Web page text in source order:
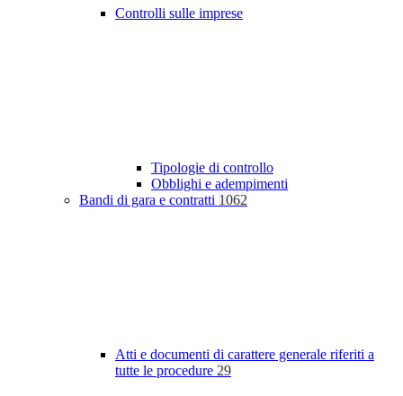
Controlli sulle imprese
Tipologie di controllo
Obblighi e adempimenti
Bandi di gara e contratti 1062
Atti e documenti di carattere generale riferiti a
tutte le procedure 29